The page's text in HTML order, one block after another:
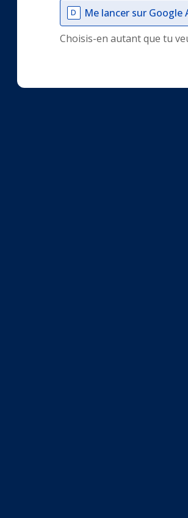
D
Me lancer sur Google
Choisis-en autant que tu